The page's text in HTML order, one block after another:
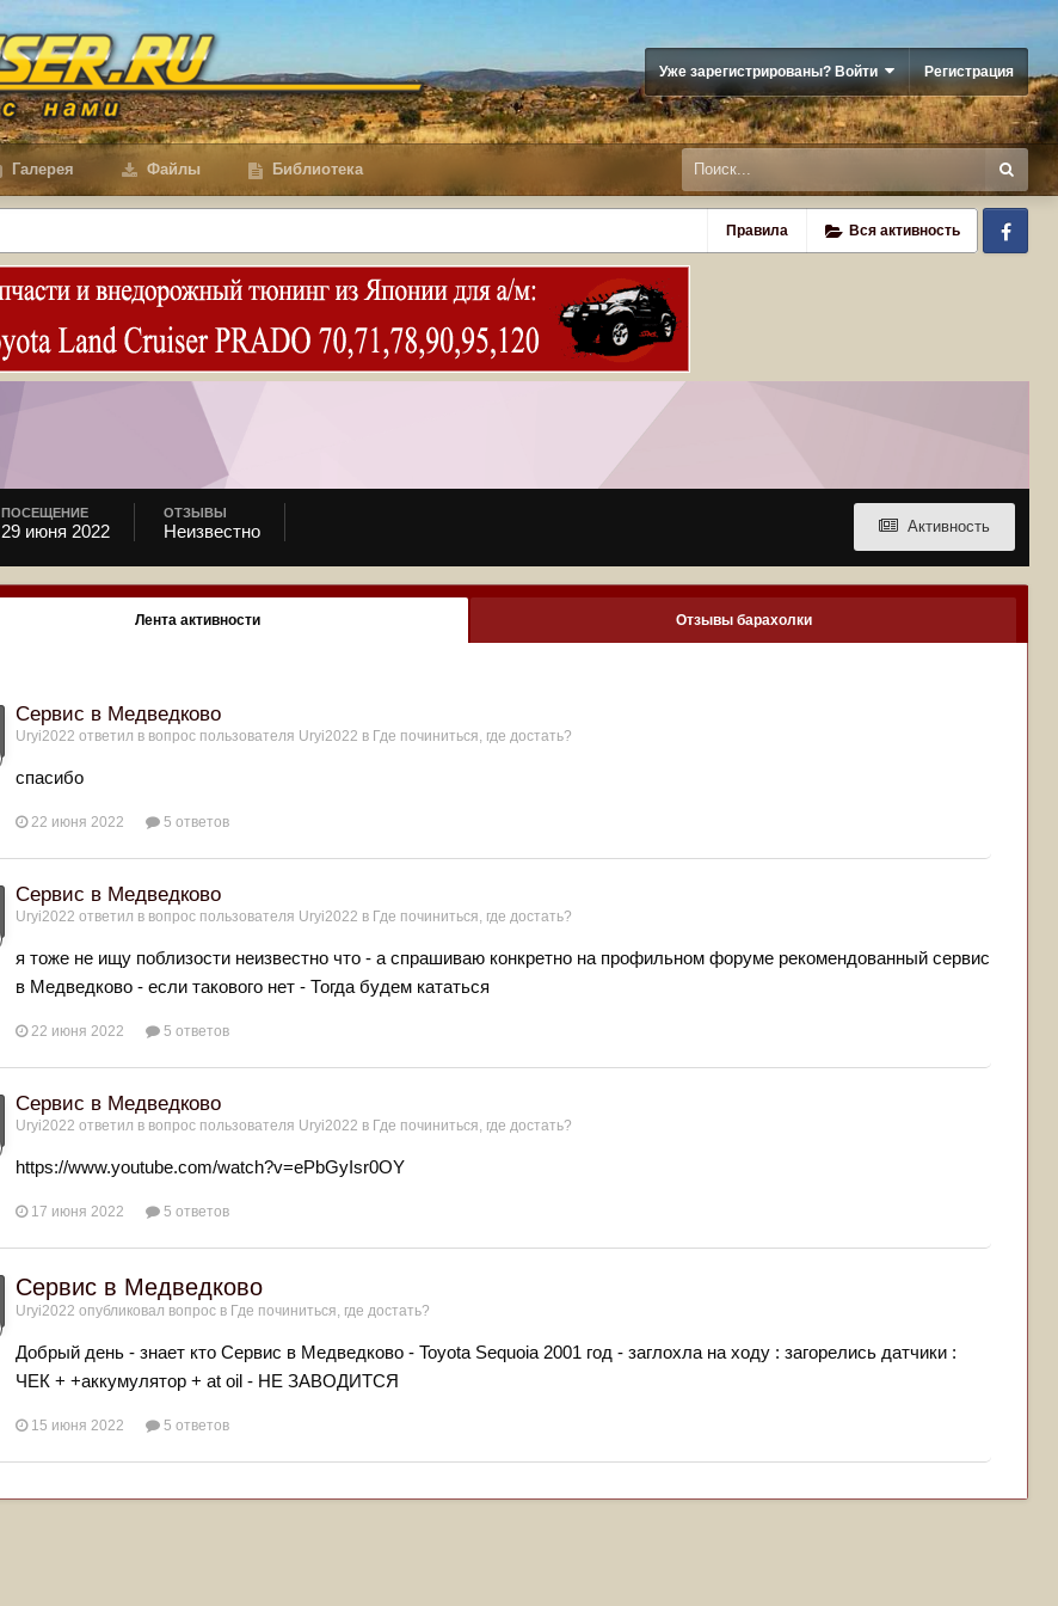
Уже зарегистрированы? Войти Регистрация
Галерея Файлы Библиотека
Правила Вся активность
Активность
ПОСЕЩЕНИЕ
29 июня 2022
ОТЗЫВЫ
Неизвестно
Лента активности Отзывы барахолки
Сервис в Медведково
Uryi2022 ответил в вопрос пользователя Uryi2022 в Где починиться, где достать?
спасибо
22 июня 2022 5 ответов
Сервис в Медведково
Uryi2022 ответил в вопрос пользователя Uryi2022 в Где починиться, где достать?
я тоже не ищу поблизости неизвестно что - а спрашиваю конкретно на профильном форуме рекомендованный сервис
в Медведково - если такового нет - Тогда будем кататься
22 июня 2022 5 ответов
Сервис в Медведково
Uryi2022 ответил в вопрос пользователя Uryi2022 в Где починиться, где достать?
https://www.youtube.com/watch?v=ePbGyIsr0OY
17 июня 2022 5 ответов
Сервис в Медведково
Uryi2022 опубликовал вопрос в Где починиться, где достать?
Добрый день - знает кто Сервис в Медведково - Toyota Sequoia 2001 год - заглохла на ходу : загорелись датчики :
ЧЕК + +аккумулятор + at oil - НЕ ЗАВОДИТСЯ
15 июня 2022 5 ответов